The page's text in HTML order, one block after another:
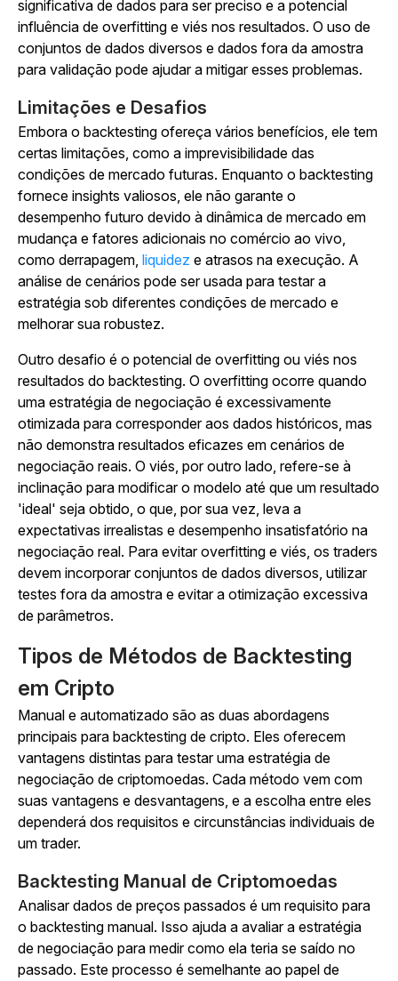
significativa de dados para ser preciso e a potencial
influência de overfitting e viés nos resultados. O uso de
conjuntos de dados diversos e dados fora da amostra
para validação pode ajudar a mitigar esses problemas.
Limitações e Desafios
Embora o backtesting ofereça vários benefícios, ele tem
certas limitações, como a imprevisibilidade das
condições de mercado futuras. Enquanto o backtesting
fornece insights valiosos, ele não garante o
desempenho futuro devido à dinâmica de mercado em
mudança e fatores adicionais no comércio ao vivo,
como derrapagem, liquidez e atrasos na execução. A
análise de cenários pode ser usada para testar a
estratégia sob diferentes condições de mercado e
melhorar sua robustez.
Outro desafio é o potencial de overfitting ou viés nos
resultados do backtesting. O overfitting ocorre quando
uma estratégia de negociação é excessivamente
otimizada para corresponder aos dados históricos, mas
não demonstra resultados eficazes em cenários de
negociação reais. O viés, por outro lado, refere-se à
inclinação para modificar o modelo até que um resultado
'ideal' seja obtido, o que, por sua vez, leva a
expectativas irrealistas e desempenho insatisfatório na
negociação real. Para evitar overfitting e viés, os traders
devem incorporar conjuntos de dados diversos, utilizar
testes fora da amostra e evitar a otimização excessiva
de parâmetros.
Tipos de Métodos de Backtesting
em Cripto
Manual e automatizado são as duas abordagens
principais para backtesting de cripto. Eles oferecem
vantagens distintas para testar uma estratégia de
negociação de criptomoedas. Cada método vem com
suas vantagens e desvantagens, e a escolha entre eles
dependerá dos requisitos e circunstâncias individuais de
um trader.
Backtesting Manual de Criptomoedas
Analisar dados de preços passados é um requisito para
o backtesting manual. Isso ajuda a avaliar a estratégia
de negociação para medir como ela teria se saído no
passado. Este processo é semelhante ao papel de